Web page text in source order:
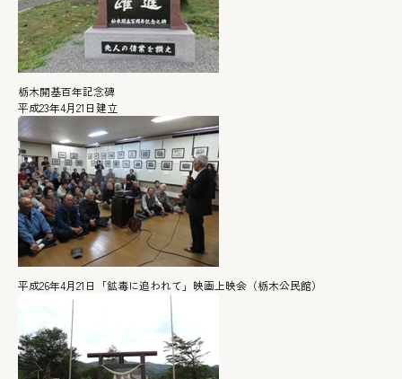
栃木開基百年記念碑
平成23年4月21日建立
平成26年4月21日「鉱毒に追われて」映画上映会（栃木公民館）